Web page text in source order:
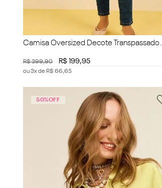
Camisa Oversized Decote Transpassado
R$399,90 R$ 199,95
ou3x de R$ 66,65
50%OFF